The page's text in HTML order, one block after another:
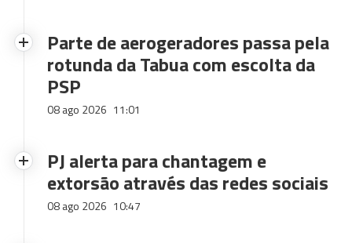
Parte de aerogeradores passa pela
rotunda da Tabua com escolta da
PSP
08 ago 2026 11:01
PJ alerta para chantagem e
extorsão através das redes sociais
08 ago 2026 10:47